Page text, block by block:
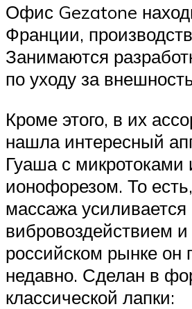
Офис Gezatone
Франции,
Занимаются
по уходу за
Кроме этого, в их
нашла интересный
Гуаша с микротоками
ионофорезом. То
массажа усиливается
вибровоздействием
российском рынке он
недавно. Сделан в
классической лапки: